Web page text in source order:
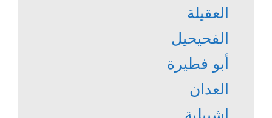
العقيلة
الفحيحيل
أبو فطيرة
العدان
اشبيلية